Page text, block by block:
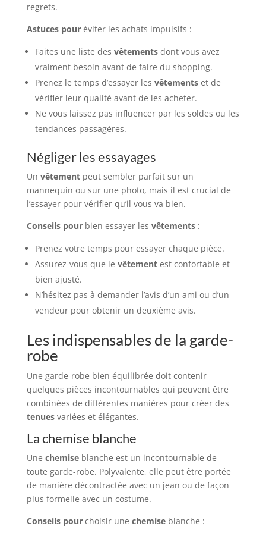
regrets.
Astuces pouréviter les achats impulsifs :
Faites une liste des vêtementsdont vous avez
vraiment besoin avant de faire du shopping.
Prenez le temps d’essayer les vêtementset de
vérifier leur qualité avant de les acheter.
Ne vous laissez pas influencer par les soldes ou les
tendances passagères.
Négliger les essayages
Un vêtementpeut sembler parfait sur un
mannequin ou sur une photo, mais il est crucial de
l’essayer pour vérifier qu’il vous va bien.
Conseils pourbien essayer les vêtements:
Prenez votre temps pour essayer chaque pièce.
Assurez-vous que le vêtementest confortable et
bien ajusté.
N’hésitez pas à demander l’avis d’un ami ou d’un
vendeur pour obtenir un deuxième avis.
Les indispensables de la garde-
robe
Une garde-robe bien équilibrée doit contenir
quelques pièces incontournables qui peuvent être
combinées de différentes manières pour créer des
tenuesvariées et élégantes.
La chemise blanche
Une chemiseblanche est un incontournable de
toute garde-robe. Polyvalente, elle peut être portée
de manière décontractée avec un jean ou de façon
plus formelle avec un costume.
Conseils pourchoisir une chemiseblanche :